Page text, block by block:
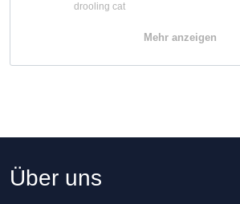
drooling cat
Mehr anzeigen
Über uns